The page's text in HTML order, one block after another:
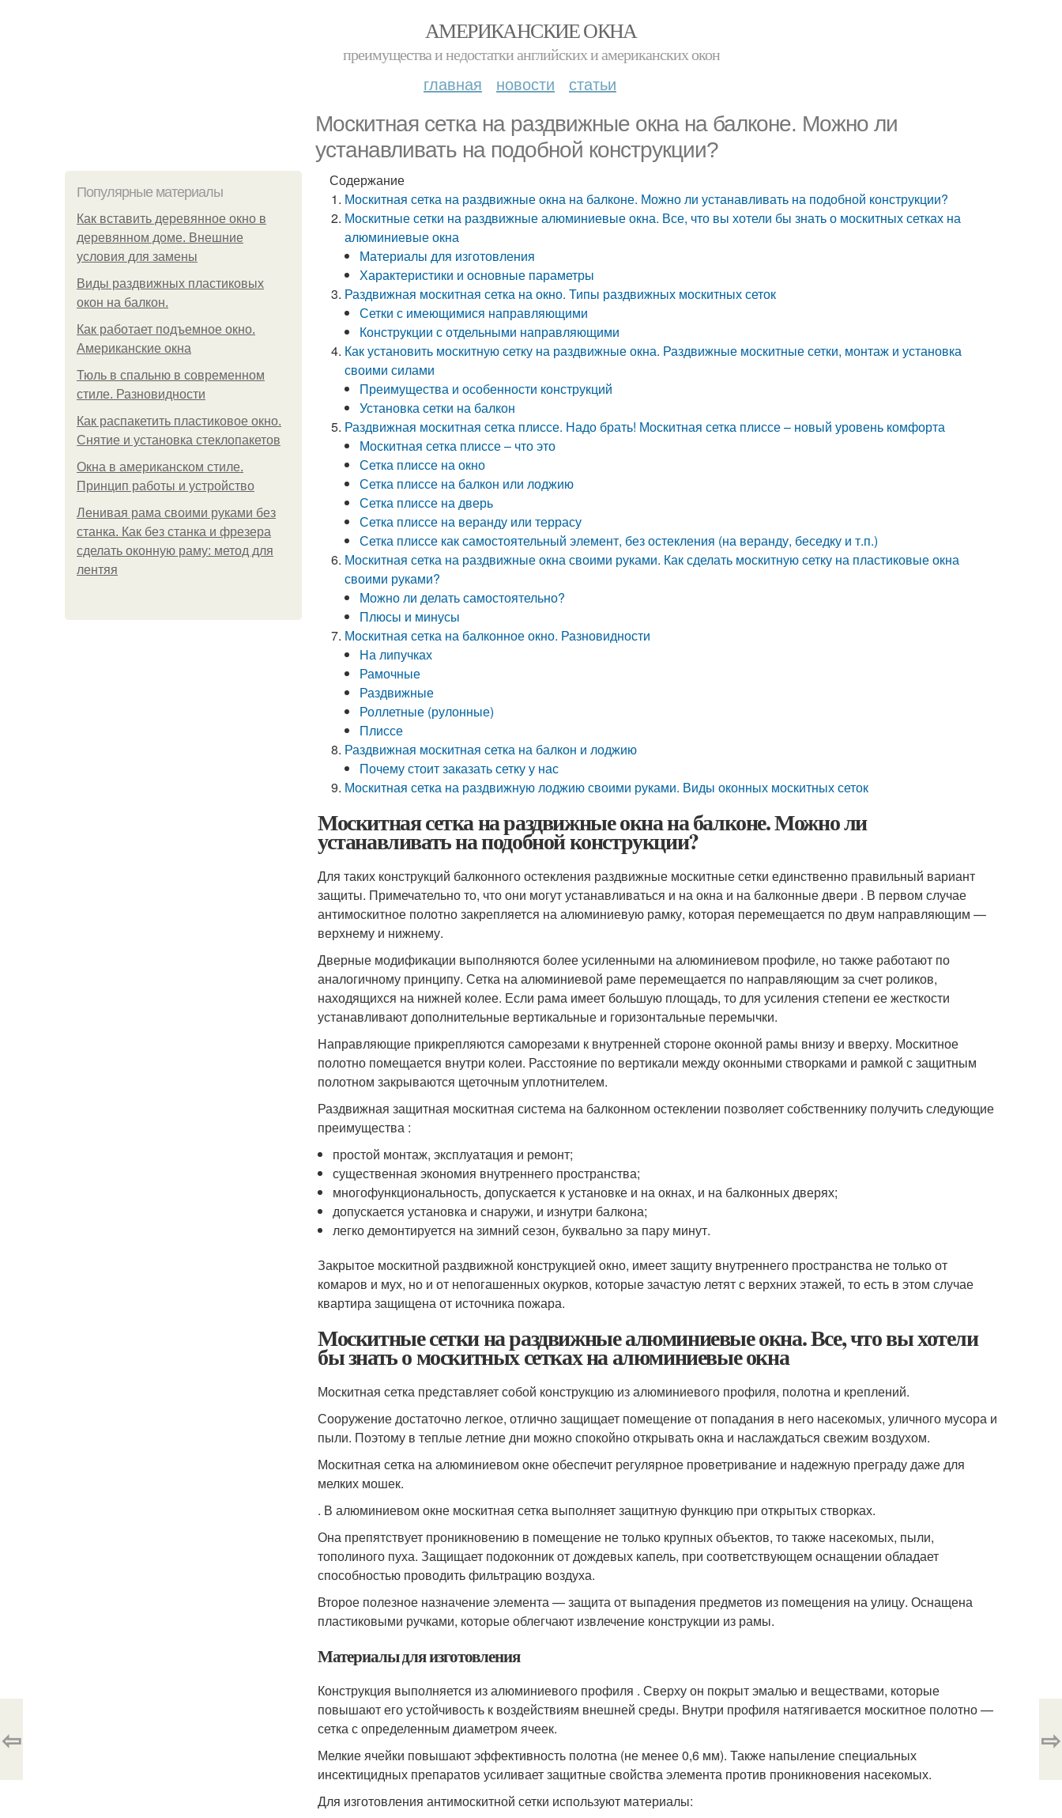
АМЕРИКАНСКИЕ ОКНА
преимущества и недостатки английских и американских окон
главная новости статьи
Москитная сетка на раздвижные окна на балконе. Можно ли
устанавливать на подобной конструкции?
Популярные материалы
Как вставить деревянное окно в
деревянном доме. Внешние
условия для замены
Виды раздвижных пластиковых
окон на балкон.
Как работает подъемное окно.
Американские окна
Тюль в спальню в современном
стиле. Разновидности
Как распакетить пластиковое окно.
Снятие и установка стеклопакетов
Окна в американском стиле.
Принцип работы и устройство
Ленивая рама своими руками без
станка. Как без станка и фрезера
сделать оконную раму: метод для
лентяя
Содержание
Москитная сетка на раздвижные окна на балконе. Можно ли устанавливать на подобной конструкции?
Москитные сетки на раздвижные алюминиевые окна. Все, что вы хотели бы знать о москитных сетках на
алюминиевые окна
Материалы для изготовления
Характеристики и основные параметры
Раздвижная москитная сетка на окно. Типы раздвижных москитных сеток
Сетки с имеющимися направляющими
Конструкции с отдельными направляющими
Как установить москитную сетку на раздвижные окна. Раздвижные москитные сетки, монтаж и установка
своими силами
Преимущества и особенности конструкций
Установка сетки на балкон
Раздвижная москитная сетка плиссе. Надо брать! Москитная сетка плиссе – новый уровень комфорта
Москитная сетка плиссе – что это
Сетка плиссе на окно
Сетка плиссе на балкон или лоджию
Сетка плиссе на дверь
Сетка плиссе на веранду или террасу
Сетка плиссе как самостоятельный элемент, без остекления (на веранду, беседку и т.п.)
Москитная сетка на раздвижные окна своими руками. Как сделать москитную сетку на пластиковые окна
своими руками?
Можно ли делать самостоятельно?
Плюсы и минусы
Москитная сетка на балконное окно. Разновидности
На липучках
Рамочные
Раздвижные
Роллетные (рулонные)
Плиссе
Раздвижная москитная сетка на балкон и лоджию
Почему стоит заказать сетку у нас
Москитная сетка на раздвижную лоджию своими руками. Виды оконных москитных сеток
Москитная сетка на раздвижные окна на балконе. Можно ли
устанавливать на подобной конструкции?
Для таких конструкций балконного остекления раздвижные москитные сетки единственно правильный вариант
защиты. Примечательно то, что они могут устанавливаться и на окна и на балконные двери . В первом случае
антимоскитное полотно закрепляется на алюминиевую рамку, которая перемещается по двум направляющим —
верхнему и нижнему.
Дверные модификации выполняются более усиленными на алюминиевом профиле, но также работают по
аналогичному принципу. Сетка на алюминиевой раме перемещается по направляющим за счет роликов,
находящихся на нижней колее. Если рама имеет большую площадь, то для усиления степени ее жесткости
устанавливают дополнительные вертикальные и горизонтальные перемычки.
Направляющие прикрепляются саморезами к внутренней стороне оконной рамы внизу и вверху. Москитное
полотно помещается внутри колеи. Расстояние по вертикали между оконными створками и рамкой с защитным
полотном закрываются щеточным уплотнителем.
Раздвижная защитная москитная система на балконном остеклении позволяет собственнику получить следующие
преимущества :
простой монтаж, эксплуатация и ремонт;
существенная экономия внутреннего пространства;
многофункциональность, допускается к установке и на окнах, и на балконных дверях;
допускается установка и снаружи, и изнутри балкона;
легко демонтируется на зимний сезон, буквально за пару минут.
Закрытое москитной раздвижной конструкцией окно, имеет защиту внутреннего пространства не только от
комаров и мух, но и от непогашенных окурков, которые зачастую летят с верхних этажей, то есть в этом случае
квартира защищена от источника пожара.
Москитные сетки на раздвижные алюминиевые окна. Все, что вы хотели
бы знать о москитных сетках на алюминиевые окна
Москитная сетка представляет собой конструкцию из алюминиевого профиля, полотна и креплений.
Сооружение достаточно легкое, отлично защищает помещение от попадания в него насекомых, уличного мусора и
пыли. Поэтому в теплые летние дни можно спокойно открывать окна и наслаждаться свежим воздухом.
Москитная сетка на алюминиевом окне обеспечит регулярное проветривание и надежную преграду даже для
мелких мошек.
. В алюминиевом окне москитная сетка выполняет защитную функцию при открытых створках.
Она препятствует проникновению в помещение не только крупных объектов, то также насекомых, пыли,
тополиного пуха. Защищает подоконник от дождевых капель, при соответствующем оснащении обладает
способностью проводить фильтрацию воздуха.
Второе полезное назначение элемента — защита от выпадения предметов из помещения на улицу. Оснащена
пластиковыми ручками, которые облегчают извлечение конструкции из рамы.
Материалы для изготовления
Конструкция выполняется из алюминиевого профиля . Сверху он покрыт эмалью и веществами, которые
повышают его устойчивость к воздействиям внешней среды. Внутри профиля натягивается москитное полотно —
сетка с определенным диаметром ячеек.
Мелкие ячейки повышают эффективность полотна (не менее 0,6 мм). Также напыление специальных
инсектицидных препаратов усиливает защитные свойства элемента против проникновения насекомых.
Для изготовления антимоскитной сетки используют материалы:
⇦ ⇨